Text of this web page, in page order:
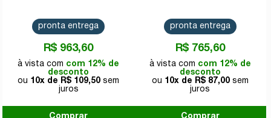
R$ 963,60
com 12% de
desconto
10x de
R$ 109,50
pronta entrega
R$ 765,60
com 12% de
desconto
10x de
R$ 87,00
pronta entrega